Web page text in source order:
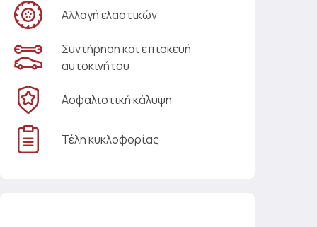
Αλλαγή ελαστικών
Συντήρηση και επισκευή
αυτοκινήτου
Ασφαλιστική κάλυψη
Τέλη κυκλοφορίας